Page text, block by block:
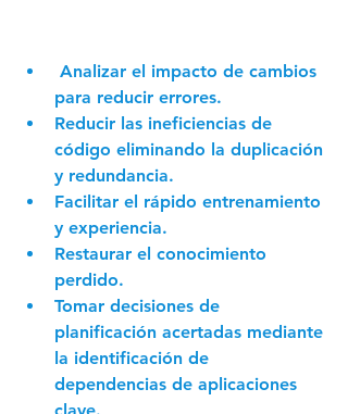
para reducir errores.
Reducir las ineficiencias de
código eliminando la duplicación
y redundancia.
Facilitar el rápido entrenamiento
y experiencia.
Restaurar el conocimiento
perdido.
Tomar decisiones de
planificación acertadas mediante
la identificación de
dependencias de aplicaciones